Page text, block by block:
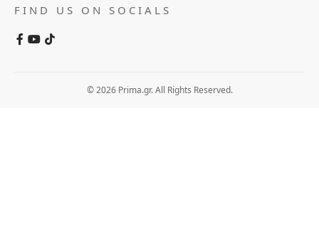
FIND US ON SOCIALS
© 2026 Prima.gr. All Rights Reserved.